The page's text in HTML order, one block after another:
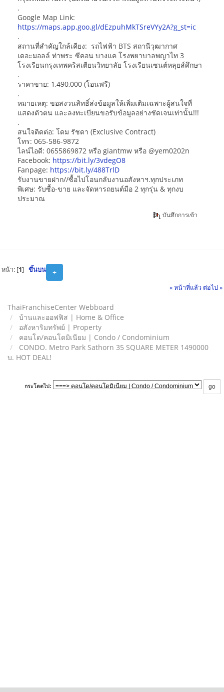
.
Google Map Link:
https://maps.app.goo.gl/dEzpuhMkTSreVYy2A?g_st=ic
.
สถานที่สำคัญใกล้เคียง: รถไฟฟ้า BTS สถานีวุฒากาศ
เดอะมอลล์ ท่าพระ ซีคอน บางแค โรงพยาบาลพญาไท 3
โรงเรียนกรุงเทพคริสเตียนวิทยาลัย โรงเรียนเซนต์หลุยส์ศึกษา
.
ราคาขาย: 1,490,000 (โอนฟรี)
.
หมายเหตุ: ขอสงวนสิทธิ์ส่งข้อมูลให้เพิ่มเติมเฉพาะผู้สนใจที่
แสดงตัวตน และลงทะเบียนขอรับข้อมูลอย่างชัดเจนเท่านั้น!!!
.
สนใจติดต่อ: โดม รัชดา (Exclusive Contract)
โทร: 065-586-9872
ไลน์ไอดี: 0655869872 หรือ giantmw หรือ @yem0202n
Facebook: https://bit.ly/3vdegO8
Fanpage: https://bit.ly/488TrlD
รับงานขายฝาก//ซื้อไปโอนกลับงานอสังหาฯ.ทุกประเภท
พิเศษ: รับซื้อ-ขาย และจัดหารถยนต์มือ 2 ทุกรุ่น & ทุกงบ
ประมาณ
บันทึกการเข้า
+
หน้า: [1] ขึ้นบน
« หน้าที่แล้ว ต่อไป »
ThaiFranchiseCenter Webboard
บ้านและออฟฟิส | Home & Office
อสังหาริมทรัพย์ | Property
คอนโด/คอนโดมิเนียม | Condo / Condominium
CONDO. Metro Park Sathorn 35 SQUARE METER 1490000
บ. HOT DEAL!
กระโดดไป: